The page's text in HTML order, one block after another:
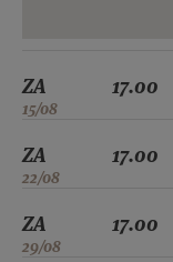
ZA
15/08
17.00
ZA
22/08
17.00
ZA
29/08
17.00